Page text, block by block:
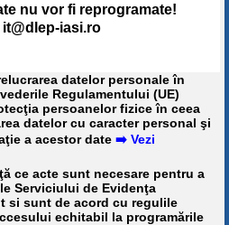
nu vor fi reprogramate!
iasi.ro
datelor personale în
Regulamentului (UE)
persoanelor fizice în ceea
datelor cu caracter personal şi
a acestor date ➡️ Vezi
ce acte sunt necesare pentru a
Serviciului de Evidenţa
si sunt de acord cu regulile
echitabil la programările